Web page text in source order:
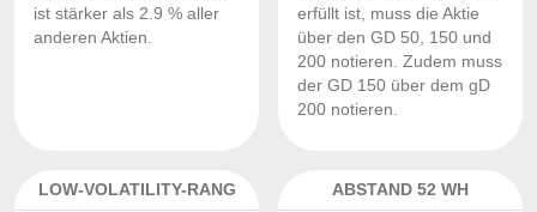
ist stärker als 2.9 % aller
anderen Aktien.
erfüllt ist, muss die Aktie
über den GD 50, 150 und
200 notieren. Zudem muss
der GD 150 über dem gD
200 notieren.
LOW-VOLATILITY-RANG ABSTAND 52 WH